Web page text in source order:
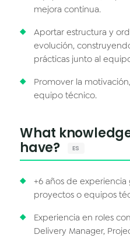
mejora continua.
Aportar estructura y
evolución,
prácticas junto al
Promover la
equipo técnico.
What
have?
ES
+6 años de experiencia
proyectos o equipos
Experiencia en roles
Delivery Manager,